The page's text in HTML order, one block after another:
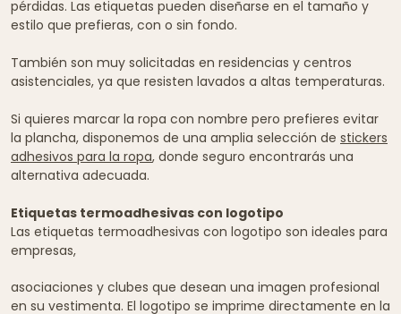
pérdidas. Las etiquetas pueden diseñarse en el tamaño y
estilo que prefieras, con o sin fondo.
También son muy solicitadas en residencias y centros
asistenciales, ya que resisten lavados a altas temperaturas.
Si quieres marcar la ropa con nombre pero prefieres evitar
la plancha, disponemos de una amplia selección de stickers
adhesivos para la ropa, donde seguro encontrarás una
alternativa adecuada.
Etiquetas termoadhesivas con logotipo
Las etiquetas termoadhesivas con logotipo son ideales para
empresas,
asociaciones y clubes que desean una imagen profesional
en su vestimenta. El logotipo se imprime directamente en la